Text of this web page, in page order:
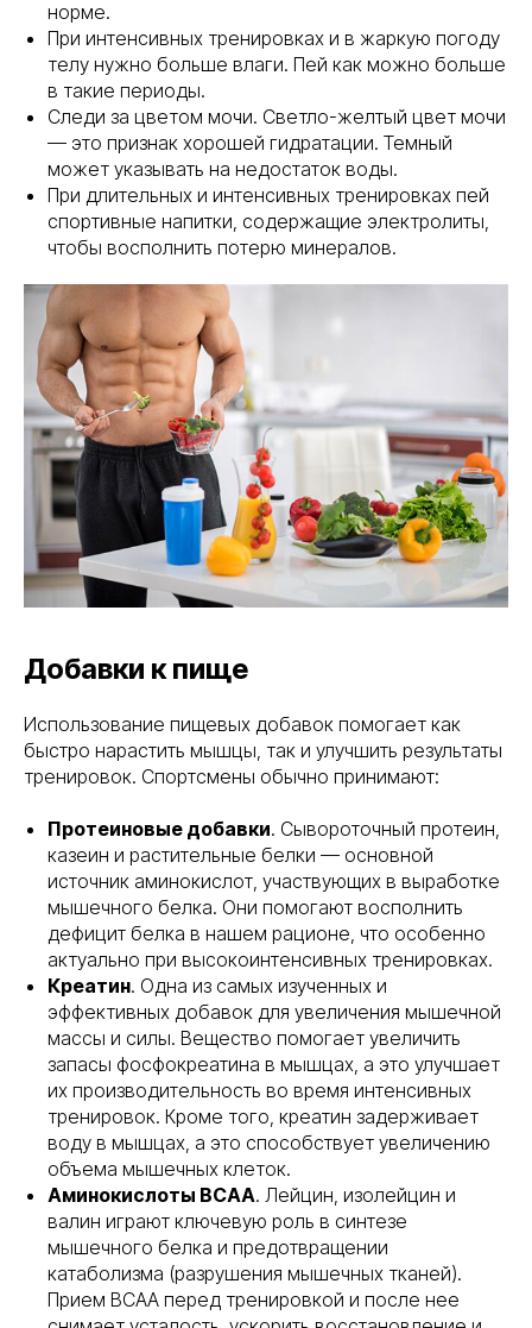
норме.
При интенсивных тренировках и в жаркую погоду
телу нужно больше влаги. Пей как можно больше
в такие периоды.
Следи за цветом мочи. Светло-желтый цвет мочи
— это признак хорошей гидратации. Темный
может указывать на недостаток воды.
При длительных и интенсивных тренировках пей
спортивные напитки, содержащие электролиты,
чтобы восполнить потерю минералов.
Добавки к пище
Использование пищевых добавок помогает как
быстро нарастить мышцы, так и улучшить результаты
тренировок. Спортсмены обычно принимают:
Протеиновые добавки. Сывороточный протеин,
казеин и растительные белки — основной
источник аминокислот, участвующих в выработке
мышечного белка. Они помогают восполнить
дефицит белка в нашем рационе, что особенно
актуально при высокоинтенсивных тренировках.
Креатин. Одна из самых изученных и
эффективных добавок для увеличения мышечной
массы и силы. Вещество помогает увеличить
запасы фосфокреатина в мышцах, а это улучшает
их производительность во время интенсивных
тренировок. Кроме того, креатин задерживает
воду в мышцах, а это способствует увеличению
объема мышечных клеток.
Аминокислоты BCAA. Лейцин, изолейцин и
валин играют ключевую роль в синтезе
мышечного белка и предотвращении
катаболизма (разрушения мышечных тканей).
Прием BCAA перед тренировкой и после нее